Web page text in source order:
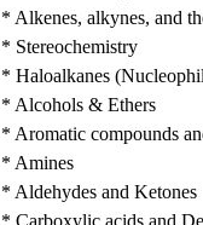
* Alkenes, alkynes, and
* Stereochemistry
* Haloalkanes
* Alcohols & Ethers
* Aromatic compounds
* Amines
* Aldehydes and Ketones
* Carboxylic acids and